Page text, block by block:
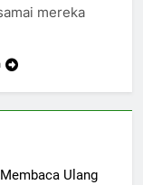
mereka
Ulang